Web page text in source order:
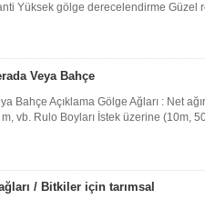
Yüksek gölge derecelendirme Güzel
Veya Bahçe
Bahçe Açıklama Gölge Ağları : Net
vb. Rulo Boyları İstek üzerine (10m,
/ Bitkiler için tarımsal